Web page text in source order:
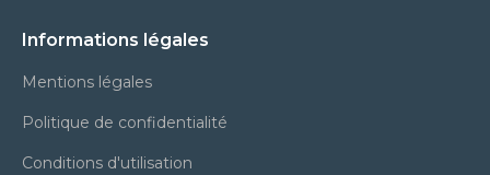
Informations légales
Mentions légales
Politique de confidentialité
Conditions d'utilisation